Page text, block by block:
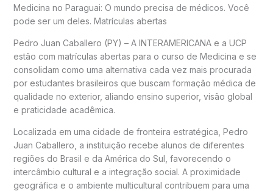
Medicina no Paraguai: O mundo precisa de médicos. Você
pode ser um deles. Matrículas abertas
Pedro Juan Caballero (PY) – A INTERAMERICANA e a UCP
estão com matrículas abertas para o curso de Medicina e se
consolidam como uma alternativa cada vez mais procurada
por estudantes brasileiros que buscam formação médica de
qualidade no exterior, aliando ensino superior, visão global
e praticidade acadêmica.
Localizada em uma cidade de fronteira estratégica, Pedro
Juan Caballero, a instituição recebe alunos de diferentes
regiões do Brasil e da América do Sul, favorecendo o
intercâmbio cultural e a integração social. A proximidade
geográfica e o ambiente multicultural contribuem para uma